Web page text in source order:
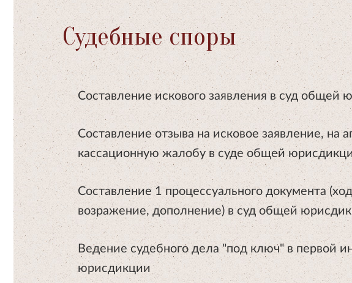
Судебные споры
Составление искового заявления в суд общей
Составление отзыва на исковое заявление, на
кассационную жалобу в суде общей
Составление 1 процессуального документа
возражение, дополнение) в суд общей
Ведение судебного дела "под ключ" в первой
юрисдикции